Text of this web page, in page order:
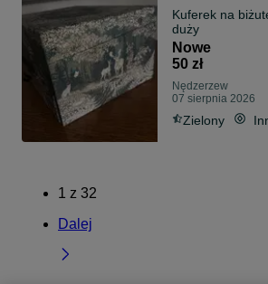
Kuferek na
duży
Nowe
50 zł
Nędzerzew
07 sierpnia 2026
Zielony
1 z 32
Dalej